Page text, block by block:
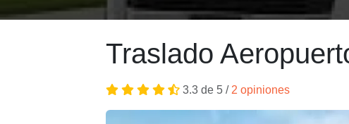
Traslado
3.3 de 5 / 2 opiniones